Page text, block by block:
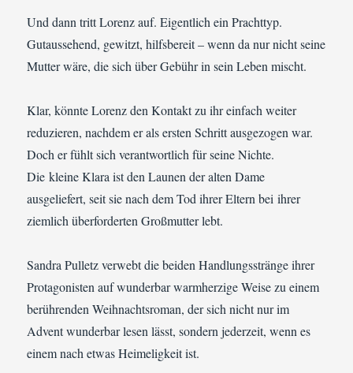
Und dann tritt Lorenz auf. Eigentlich ein Prachttyp.
Gutaussehend, gewitzt, hilfsbereit – wenn da nur nicht seine
Mutter wäre, die sich über Gebühr in sein Leben mischt.
Klar, könnte Lorenz den Kontakt zu ihr einfach weiter
reduzieren, nachdem er als ersten Schritt ausgezogen war.
Doch er fühlt sich verantwortlich für seine Nichte.
Die kleine Klara ist den Launen der alten Dame
ausgeliefert, seit sie nach dem Tod ihrer Eltern bei ihrer
ziemlich überforderten Großmutter lebt.
Sandra Pulletz verwebt die beiden Handlungsstränge ihrer
Protagonisten auf wunderbar warmherzige Weise zu einem
berührenden Weihnachtsroman, der sich nicht nur im
Advent wunderbar lesen lässt, sondern jederzeit, wenn es
einem nach etwas Heimeligkeit ist.